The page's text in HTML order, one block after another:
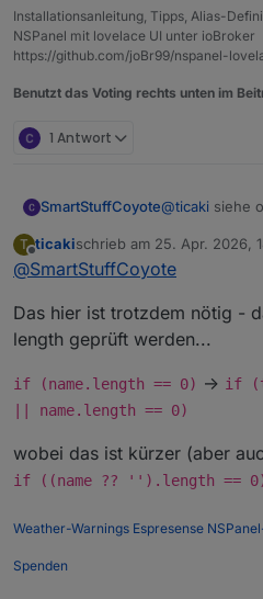
Installationsanleitung, Tipps, Alias-
NSPanel mit lovelace UI unter ioBroker
https://github.com/joBr99/nspanel-
Benutzt das Voting rechts unten im
1 Antwort
SmartStuffCoyote@ticaki siehe
falsch. Das
Hab aber
heul
if (author
Das kann
wird ja
klappt bei mir.
T
Offline
ticakischrieb am 25. Apr. 2026,
zuletzt editiert von ticaki
@SmartStuffCoyote
Das hier ist trotzdem nötig -
length geprüft werden...
if (name.length == 0) -> if
|| name.length == 0)
wobei das ist kürzer (aber
if ((name ?? '').length ==
Weather-Warnings Espresense
Spenden